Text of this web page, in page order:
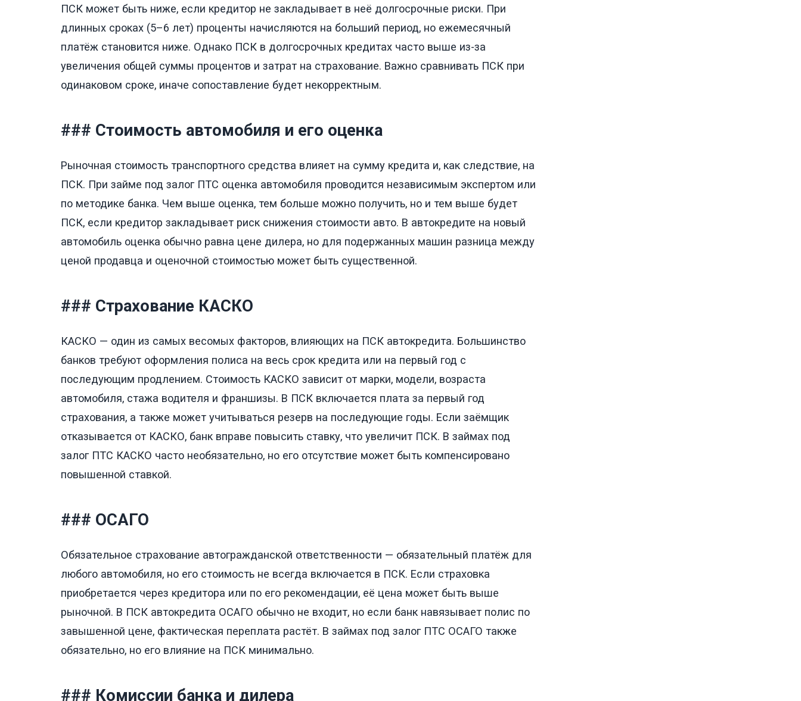
ПСК может быть ниже, если кредитор не закладывает в неё долгосрочные риски. При
длинных сроках (5–6 лет) проценты начисляются на больший период, но ежемесячный
платёж становится ниже. Однако ПСК в долгосрочных кредитах часто выше из-за
увеличения общей суммы процентов и затрат на страхование. Важно сравнивать ПСК при
одинаковом сроке, иначе сопоставление будет некорректным.
### Стоимость автомобиля и его оценка
Рыночная стоимость транспортного средства влияет на сумму кредита и, как следствие, на
ПСК. При займе под залог ПТС оценка автомобиля проводится независимым экспертом или
по методике банка. Чем выше оценка, тем больше можно получить, но и тем выше будет
ПСК, если кредитор закладывает риск снижения стоимости авто. В автокредите на новый
автомобиль оценка обычно равна цене дилера, но для подержанных машин разница между
ценой продавца и оценочной стоимостью может быть существенной.
### Страхование КАСКО
КАСКО — один из самых весомых факторов, влияющих на ПСК автокредита. Большинство
банков требуют оформления полиса на весь срок кредита или на первый год с
последующим продлением. Стоимость КАСКО зависит от марки, модели, возраста
автомобиля, стажа водителя и франшизы. В ПСК включается плата за первый год
страхования, а также может учитываться резерв на последующие годы. Если заёмщик
отказывается от КАСКО, банк вправе повысить ставку, что увеличит ПСК. В займах под
залог ПТС КАСКО часто необязательно, но его отсутствие может быть компенсировано
повышенной ставкой.
### ОСАГО
Обязательное страхование автогражданской ответственности — обязательный платёж для
любого автомобиля, но его стоимость не всегда включается в ПСК. Если страховка
приобретается через кредитора или по его рекомендации, её цена может быть выше
рыночной. В ПСК автокредита ОСАГО обычно не входит, но если банк навязывает полис по
завышенной цене, фактическая переплата растёт. В займах под залог ПТС ОСАГО также
обязательно, но его влияние на ПСК минимально.
### Комиссии банка и дилера